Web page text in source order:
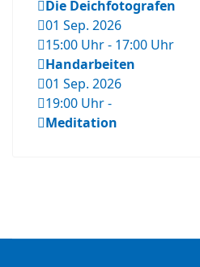
Die Deichfotografen
01 Sep. 2026
15:00 Uhr- 17:00 Uhr
Handarbeiten
01 Sep. 2026
19:00 Uhr-
Meditation